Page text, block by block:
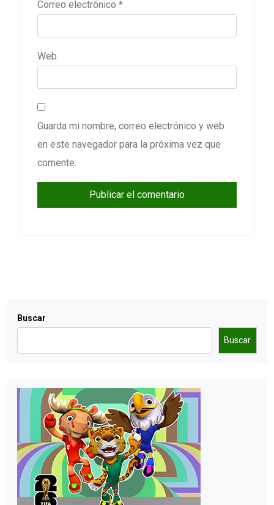
Correo electrónico *
Web
Guarda mi nombre, correo electrónico y web
en este navegador para la próxima vez que
comente.
Buscar
Buscar